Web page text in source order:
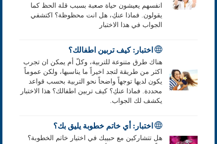
انفسهم يعيشون حياة صعبة بسبب قلة الحظ كما
يقولون. فماذا عنكِ، هل انت محظوظة؟ اكتشفي
الجواب في هذا الاختبار
اختبار: كيف تربين اطفالك؟
هناك طرق متنوعة للتربية، وكلّ أم يمكن ان تجرب
اكثر من طريقة لتجد اخيراً ما يناسبها، ولكن عموماً
يكون لديها توجهاً واضحاً نحو التربية بحسب قواعد
محددة. فماذا عنكِ؟ كيف تربين اطفالك؟ هذا الاختبار
يكشف لك الجواب.
اختبار: أي خاتم خطوبة يليق بك؟
هل تتشاركين مع حبيبك في اختيار خاتم الخطوبة؟